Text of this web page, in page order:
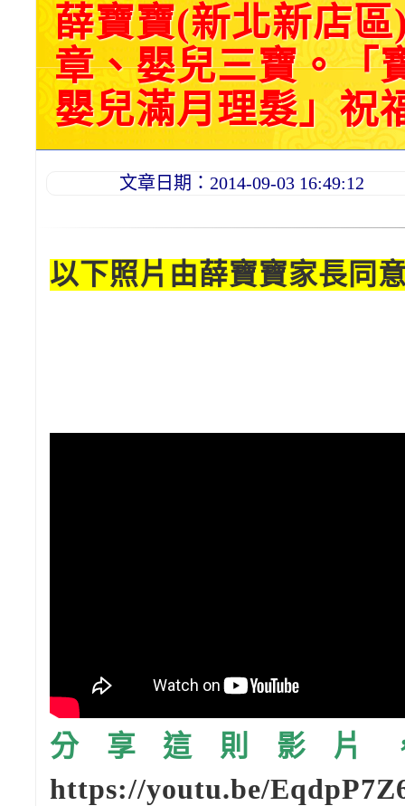
薛寶寶(新北新店
章、嬰兒三寶。「
嬰兒滿月理髮」祝
文章日期：2014-09-03 16:49:12
以下照片由薛寶寶家長同
分享這則影片
https://youtu.be/